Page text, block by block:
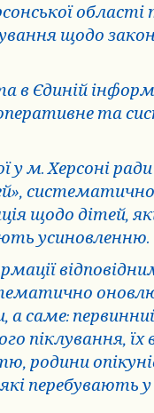
щодо
в Єдиній
та
м. Херсоні ради
щодо дітей,
усиновленню.
саме:
піклування,
родини